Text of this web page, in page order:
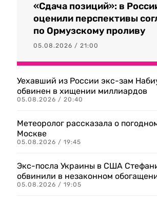
«Сдача позиций»: в
оценили перспективы
по Ормузскому проливу
05.08.2026 / 21:00
Уехавший из России экс-зам
обвинен в хищении миллиардов
05.08.2026 / 20:40
Метеоролог рассказала о
Москве
05.08.2026 / 19:45
Экс-посла Украины в США
обвинили в незаконном
05.08.2026 / 19:05